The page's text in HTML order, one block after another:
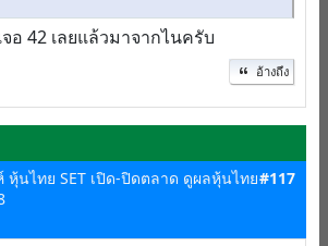
จอ 42 เลยแล้วมาจากไนครับ
อ้างถึง
หุ้นไทย SET เปิด-ปิดตลาด ดูผลหุ้นไทย#117